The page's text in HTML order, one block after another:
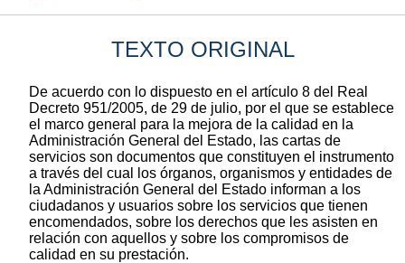
TEXTO ORIGINAL
De acuerdo con lo dispuesto en el artículo 8 del Real
Decreto 951/2005, de 29 de julio, por el que se establece
el marco general para la mejora de la calidad en la
Administración General del Estado, las cartas de
servicios son documentos que constituyen el instrumento
a través del cual los órganos, organismos y entidades de
la Administración General del Estado informan a los
ciudadanos y usuarios sobre los servicios que tienen
encomendados, sobre los derechos que les asisten en
relación con aquellos y sobre los compromisos de
calidad en su prestación.